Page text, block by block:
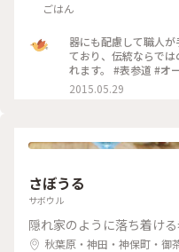
ごはん
器にも配慮して職人
ており、伝統ならで
れます。 #表参道 #オ
2015.05.29
さぼうる
サボウル
隠れ家のように落ち着け
秋葉原・神田・神保町・御